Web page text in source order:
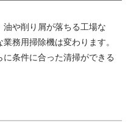
や削り屑が落ちる工場な
務用掃除機は変わります。
条件に合った清掃ができる